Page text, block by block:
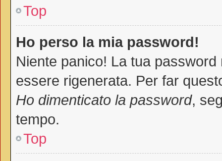
Top
Ho perso la mia password!
Niente panico! La tua
essere rigenerata. Per far
Ho dimenticato la password,
tempo.
Top